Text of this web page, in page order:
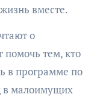
вместе.
о
помочь тем, кто
в программе по
в малоимущих